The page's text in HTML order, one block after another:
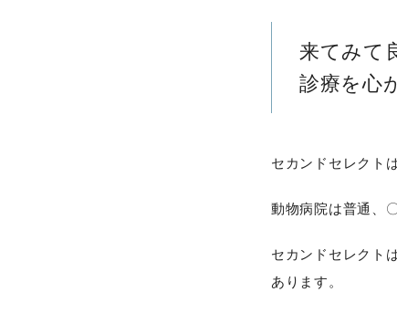
来てみて
診療を心
セカンドセレクト
動物病院は普通、
セカンドセレクト
あります。